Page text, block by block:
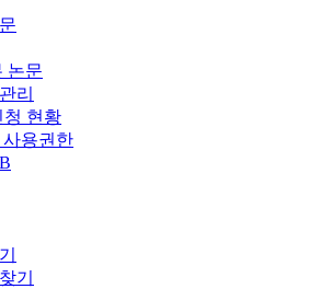
논문
리
청 현황
용권한
기